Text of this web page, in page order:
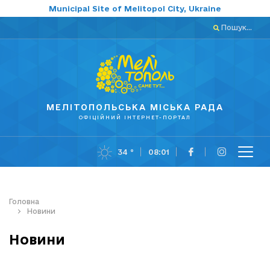
Municipal Site of Melitopol City, Ukraine
Пошук...
МЕЛІТОПОЛЬСЬКА МІСЬКА РАДА
ОФІЦІЙНИЙ ІНТЕРНЕТ-ПОРТАЛ
34 ° 08:01
Головна
Новини
Новини